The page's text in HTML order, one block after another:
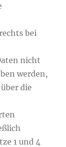
bei
nicht
werden,
die
1 und 4